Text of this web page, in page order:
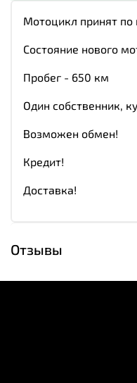
Мотоцикл принят
Состояние нового
Пробег - 650 км
Один собственник,
Возможен обмен!
Кредит!
Доставка!
Отзывы